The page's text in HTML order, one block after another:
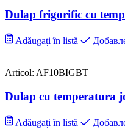
Dulap frigorific cu
Adăugați în listă
Articol: AF10BIGBT
Dulap cu temperatura
Adăugați în listă